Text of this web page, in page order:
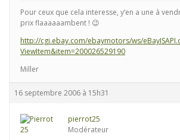
Pour ceux que cela interesse, y’en a une à
prix flaaaaaambent ! 😉
http://cgi.ebay.com/ebaymotors/ws/
ViewItem&item=200026529190
Miller
16 septembre 2006 à 15h31
pierrot25
Modérateur